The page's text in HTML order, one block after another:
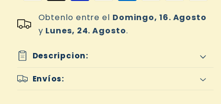
Obtenlo entre el Domingo, 16. Agosto
y Lunes, 24. Agosto.
Descripcion:
Envíos: